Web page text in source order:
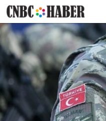
başvurusu nasıl yapılır?